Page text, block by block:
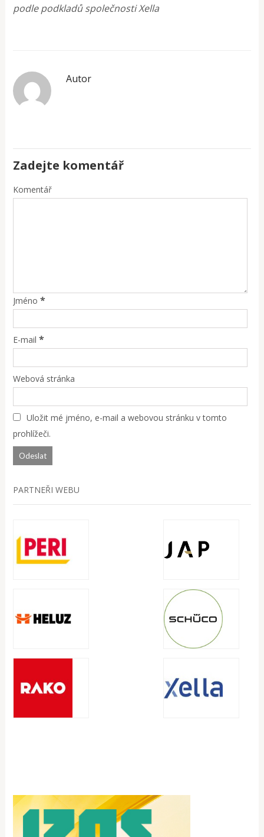
podle podkladů společnosti Xella
Autor
Zadejte komentář
Komentář
Jméno *
E-mail *
Webová stránka
Uložit mé jméno, e-mail a webovou stránku v tomto
prohlížeči.
PARTNEŘI WEBU